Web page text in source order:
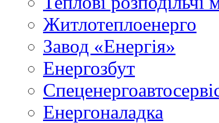
Житлотеплоенерго
Завод «Енергія»
Енергозбут
Енергоналадка